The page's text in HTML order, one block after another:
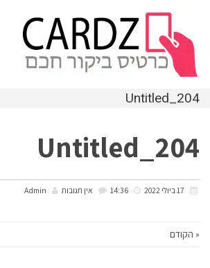
Untitled_204
Untitled_204
אין תגובות Admin
« הקודם